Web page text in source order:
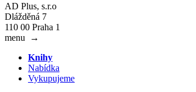
AD Plus, s.r.o
Dlážděná 7
110 00 Praha 1
menu
→
Knihy
Nabídka
Vykupujeme